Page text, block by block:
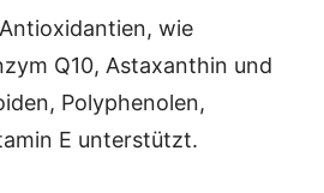
wie
Q10, Astaxanthin und
Polyphenolen,
E unterstützt.